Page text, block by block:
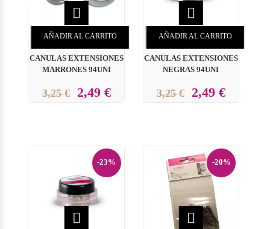

AÑADIR AL CARRITO
CANULAS EXTENSIONES
MARRONES 94UNI
3,25 € 2,49 €

AÑADIR AL CARRITO
CANULAS EXTENSIONES
NEGRAS 94UNI
3,25 € 2,49 €
-23%

-20%
